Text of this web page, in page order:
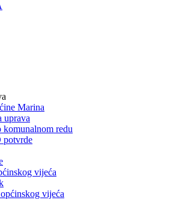
Marina
uprava
komunalnom redu
vijeća
vijeća